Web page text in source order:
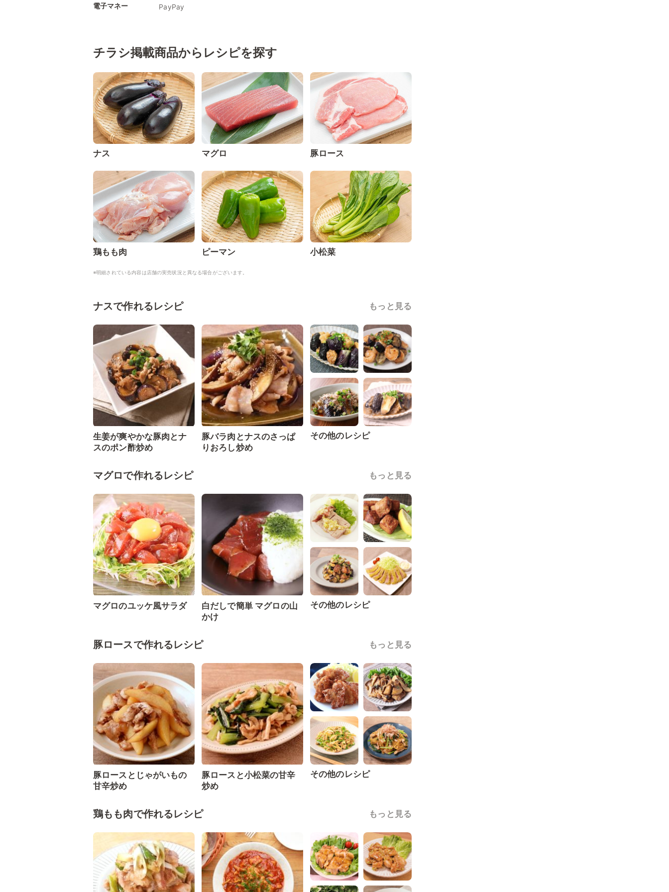
電子マネー PayPay
チラシ掲載商品からレシピを探す
ナス マグロ 豚ロース
鶏もも肉 ピーマン 小松菜
※明細されている内容は店舗の実売状況と異なる場合がございます。
ナスで作れるレシピ もっと見る
生姜が爽やかな豚肉とナ
スのポン酢炒め
豚バラ肉とナスのさっぱ
りおろし炒め
その他のレシピ
マグロで作れるレシピ もっと見る
マグロのユッケ風サラダ
白だしで簡単 マグロの山
かけ
その他のレシピ
豚ロースで作れるレシピ もっと見る
豚ロースとじゃがいもの
甘辛炒め
豚ロースと小松菜の甘辛
炒め
その他のレシピ
鶏もも肉で作れるレシピ もっと見る